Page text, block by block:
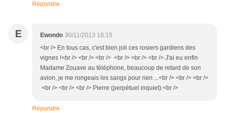
Répondre
E Ewondo 30/11/2013 18:15
<br /> En tous cas, c'est bien joli ces rosiers gardiens des
vignes !<br /> <br /> <br /> <br /> <br /> <br /> J'ai eu enfin
Madame Zouave au téléphone, beaucoup de retard de son
avion, je me rongeais les sangs pour rien ...<br /> <br /> <br />
<br /> <br /> <br /> Pierre (perpétuel inquiet).<br />
Répondre